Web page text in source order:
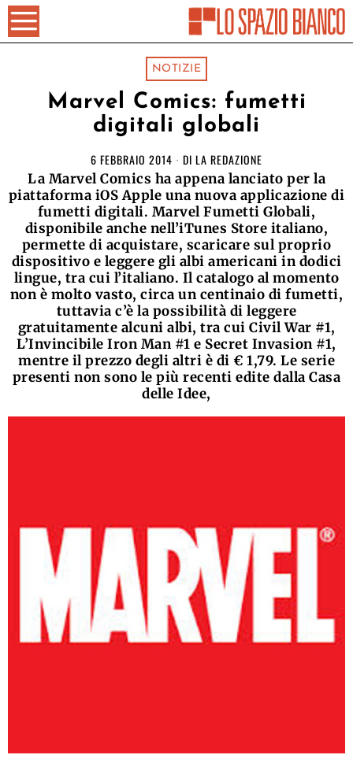
NOTIZIE
Marvel Comics: fumetti
digitali globali
6 FEBBRAIO 2014 DI LA REDAZIONE
La Marvel Comics ha appena lanciato per la
piattaforma iOS Apple una nuova applicazione di
fumetti digitali. Marvel Fumetti Globali,
disponibile anche nell’iTunes Store italiano,
permette di acquistare, scaricare sul proprio
dispositivo e leggere gli albi americani in dodici
lingue, tra cui l’italiano. Il catalogo al momento
non è molto vasto, circa un centinaio di fumetti,
tuttavia c’è la possibilità di leggere
gratuitamente alcuni albi, tra cui Civil War #1,
L’Invincibile Iron Man #1 e Secret Invasion #1,
mentre il prezzo degli altri è di € 1,79. Le serie
presenti non sono le più recenti edite dalla Casa
delle Idee,